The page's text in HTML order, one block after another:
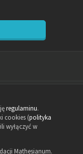
regulaminu.
cookies (polityka
wyłączyć w
Mathesianum.